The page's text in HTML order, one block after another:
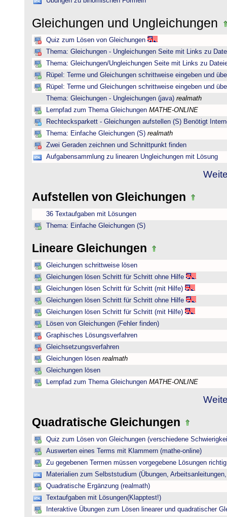
Gleichungen und Ungleichungen
Quiz zum Lösen von Gleichungen
Thema: Gleichungen - Ungleichungen Seite mit Links zu
Thema: Gleichungen/Ungleichungen Seite mit Links zu
Rüpel: Terme und Gleichungen schrittweise eingeben und
Rüpel: Terme und Gleichungen schrittweise eingeben und
Thema: Gleichungen - Ungleichungen (java) realmath
Lernpfad zum Thema Gleichungen MATHE-ONLINE
Rechtecksparkett - Gleichungen aufstellen (S) Benötigt
Thema: Einfache Gleichungen (S) realmath
Zwei Geraden zeichnen und Schnittpunkt finden
Aufgabensammlung zu linearen Ungleichungen mit Lösung
Aufstellen von Gleichungen
36 Textaufgaben mit Lösungen
Thema: Einfache Gleichungen (S)
Lineare Gleichungen
Gleichungen schrittweise lösen
Gleichungen lösen Schritt für Schritt ohne Hilfe
Gleichungen lösen Schritt für Schritt (mit Hilfe)
Gleichungen lösen Schritt für Schritt ohne Hilfe
Gleichungen lösen Schritt für Schritt (mit Hilfe)
Lösen von Gleichungen (Fehler finden)
Graphisches Lösungsverfahren
Gleichsetzungsverfahren
Gleichungen lösen realmath
Gleichungen lösen
Lernpfad zum Thema Gleichungen MATHE-ONLINE
Quadratische Gleichungen
Quiz zum Lösen von Gleichungen (verschiedene
Auswerten eines Terms mit Klammern (mathe-online)
Zu gegebenen Termen müssen vorgegebene Lösungen
Materialien zum Selbststudium (Übungen,
Quadratische Ergänzung (realmath)
Textaufgaben mit Lösungen(Klapptest!)
Interaktive Übungen zum Lösen linearer und quadratischer